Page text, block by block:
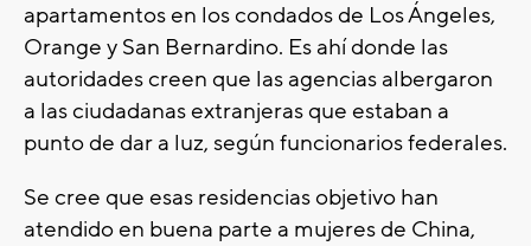
apartamentos en los condados de Los Ángeles,
Orange y San Bernardino. Es ahí donde las
autoridades creen que las agencias albergaron
a las ciudadanas extranjeras que estaban a
punto de dar a luz, según funcionarios federales.
Se cree que esas residencias objetivo han
atendido en buena parte a mujeres de China,